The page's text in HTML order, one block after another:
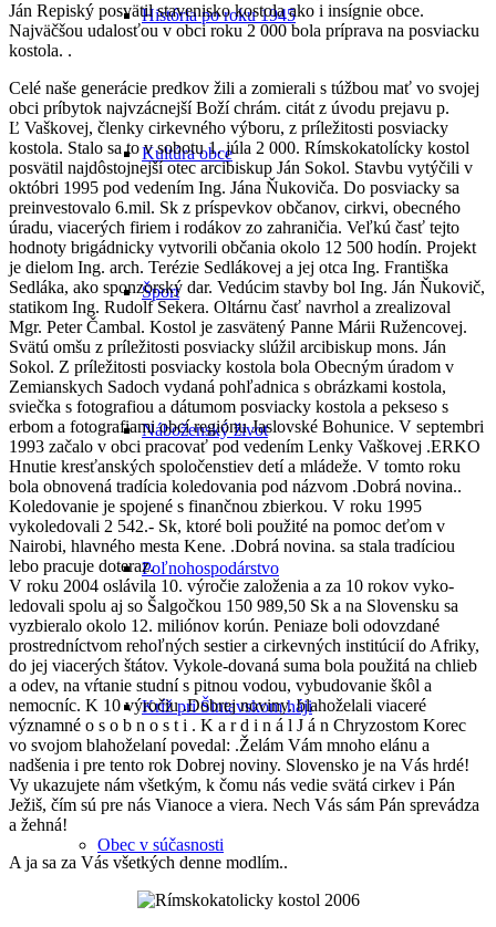
História po roku 1945
Kultúra obce
Šport
Náboženský život
Poľnohospodárstvo
Kríž pri Šintavskom háji
Obec v súčasnosti
Ján Repiský posvätil stavenisko kostola ako i insígnie obce.
Najväčšou udalosťou v obci roku 2 000 bola príprava na posviacku
kostola. .
Celé naše generácie predkov žili a zomierali s túžbou mať vo svojej
obci príbytok najvzácnejší Boží chrám. citát z úvodu prejavu p.
Ľ Vaškovej, členky cirkevného výboru, z príležitosti posviacky
kostola. Stalo sa to v sobotu 1. júla 2 000. Rímskokatolícky kostol
posvätil najdôstojnejší otec arcibiskup Ján Sokol. Stavbu vytýčili v
októbri 1995 pod vedením Ing. Jána Ňukoviča. Do posviacky sa
preinvestovalo 6.mil. Sk z príspevkov občanov, cirkvi, obecného
úradu, viacerých firiem i rodákov zo zahraničia. Veľkú časť tejto
hodnoty brigádnicky vytvorili občania okolo 12 500 hodín. Projekt
je dielom Ing. arch. Terézie Sedlákovej a jej otca Ing. Františka
Sedláka, ako sponzorský dar. Vedúcim stavby bol Ing. Ján Ňukovič,
statikom Ing. Rudolf Sekera. Oltárnu časť navrhol a zrealizoval
Mgr. Peter Čambal. Kostol je zasvätený Panne Márii Ružencovej.
Svätú omšu z príležitosti posviacky slúžil arcibiskup mons. Ján
Sokol. Z príležitosti posviacky kostola bola Obecným úradom v
Zemianskych Sadoch vydaná pohľadnica s obrázkami kostola,
sviečka s fotografiou a dátumom posviacky kostola a pekseso s
erbom a fotografiami obcí regiónu Jaslovské Bohunice. V septembri
1993 začalo v obci pracovať pod vedením Lenky Vaškovej .ERKO
Hnutie kresťanských spoločenstiev detí a mládeže. V tomto roku
bola obnovená tradícia koledovania pod názvom .Dobrá novina..
Koledovanie je spojené s finančnou zbierkou. V roku 1995
vykoledovali 2 542.- Sk, ktoré boli použité na pomoc deťom v
Nairobi, hlavného mesta Kene. .Dobrá novina. sa stala tradíciou
lebo pracuje doteraz.
V roku 2004 oslávila 10. výročie založenia a za 10 rokov vyko-
ledovali spolu aj so Šalgočkou 150 989,50 Sk a na Slovensku sa
vyzbieralo okolo 12. miliónov korún. Peniaze boli odovzdané
prostredníctvom rehoľných sestier a cirkevných institúcií do Afriky,
do jej viacerých štátov. Vykole-dovaná suma bola použitá na chlieb
a odev, na vŕtanie studní s pitnou vodou, vybudovanie škôl a
nemocníc. K 10 výročiu .Dobrej noviny. blahoželali viaceré
významné o s o b n o s t i . K a r d i n á l J á n Chryzostom Korec
vo svojom blahoželaní povedal: .Želám Vám mnoho elánu a
nadšenia i pre tento rok Dobrej noviny. Slovensko je na Vás hrdé!
Vy ukazujete nám všetkým, k čomu nás vedie svätá cirkev i Pán
Ježiš, čím sú pre nás Vianoce a viera. Nech Vás sám Pán sprevádza
a žehná!
A ja sa za Vás všetkých denne modlím..